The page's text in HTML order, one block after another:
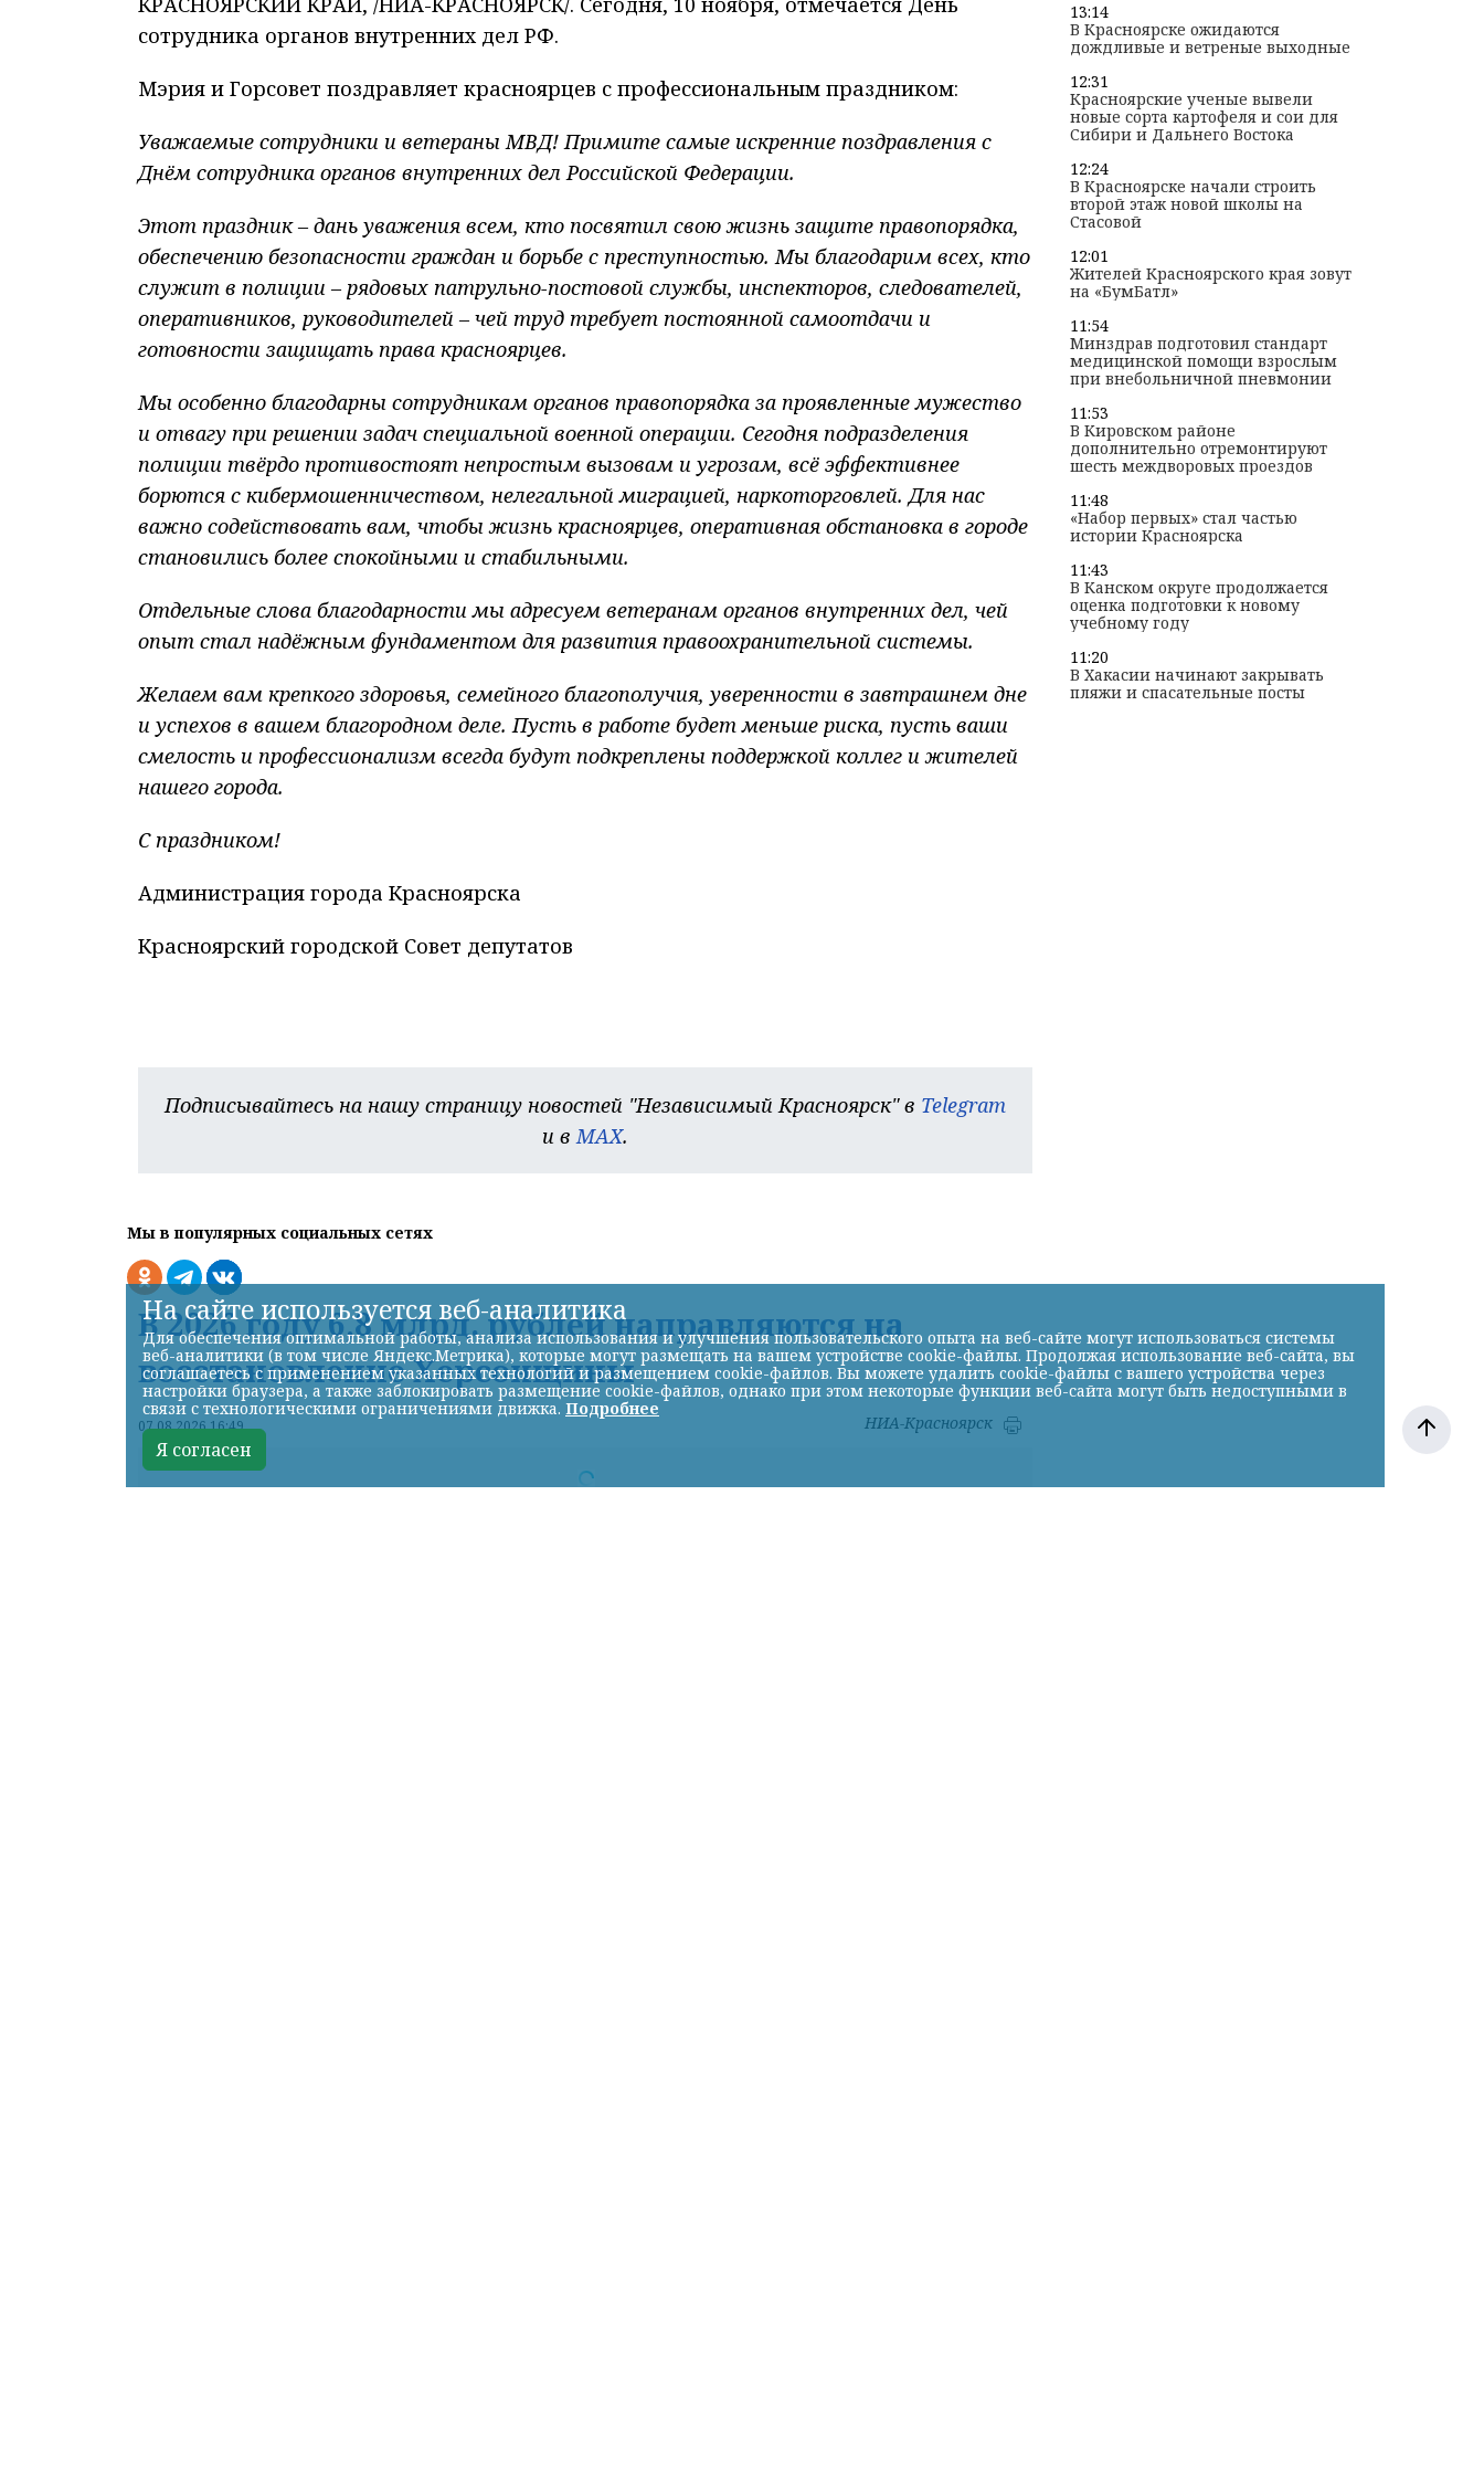
сотрудника органов внутренних дел РФ.
Мэрия и Горсовет поздравляет красноярцев с профессиональным праздником:
Уважаемые сотрудники и ветераны МВД! Примите самые искренние поздравления с
Днём сотрудника органов внутренних дел Российской Федерации.
Этот праздник – дань уважения всем, кто посвятил свою жизнь защите правопорядка,
обеспечению безопасности граждан и борьбе с преступностью. Мы благодарим всех, кто
служит в полиции – рядовых патрульно-постовой службы, инспекторов, следователей,
оперативников, руководителей – чей труд требует постоянной самоотдачи и
готовности защищать права красноярцев.
Мы особенно благодарны сотрудникам органов правопорядка за проявленные мужество
и отвагу при решении задач специальной военной операции. Сегодня подразделения
полиции твёрдо противостоят непростым вызовам и угрозам, всё эффективнее
борются с кибермошенничеством, нелегальной миграцией, наркоторговлей. Для нас
важно содействовать вам, чтобы жизнь красноярцев, оперативная обстановка в городе
становились более спокойными и стабильными.
Отдельные слова благодарности мы адресуем ветеранам органов внутренних дел, чей
опыт стал надёжным фундаментом для развития правоохранительной системы.
Желаем вам крепкого здоровья, семейного благополучия, уверенности в завтрашнем дне
и успехов в вашем благородном деле. Пусть в работе будет меньше риска, пусть ваши
смелость и профессионализм всегда будут подкреплены поддержкой коллег и жителей
нашего города.
​С праздником!
Администрация города Красноярска
Красноярский городской Совет депутатов
Подписывайтесь на нашу страницу новостей "Независимый Красноярск" в Telegram
и в MAX.
Мы в популярных социальных сетях
В 2026 году 6,8 млрд. рублей направляются на
восстановление Херсонщины
07.08.2026 16:49 НИА-Красноярск
13:14
В Красноярске ожидаются
дождливые и ветреные выходные
12:31
Красноярские ученые вывели
новые сорта картофеля и сои для
Сибири и Дальнего Востока
12:24
В Красноярске начали строить
второй этаж новой школы на
Стасовой
12:01
Жителей Красноярского края зовут
на «БумБатл»
11:54
Минздрав подготовил стандарт
медицинской помощи взрослым
при внебольничной пневмонии
11:53
В Кировском районе
дополнительно отремонтируют
шесть междворовых проездов
11:48
«Набор первых» стал частью
истории Красноярска
11:43
В Канском округе продолжается
оценка подготовки к новому
учебному году
11:20
В Хакасии начинают закрывать
пляжи и спасательные посты
На сайте используется веб-аналитика
Для обеспечения оптимальной работы, анализа использования и улучшения пользовательского опыта на веб-сайте могут использоваться системы
веб-аналитики (в том числе Яндекс.Метрика), которые могут размещать на вашем устройстве cookie-файлы. Продолжая использование веб-сайта, вы
соглашаетесь с применением указанных технологий и размещением cookie-файлов. Вы можете удалить cookie-файлы с вашего устройства через
настройки браузера, а также заблокировать размещение cookie-файлов, однако при этом некоторые функции веб-сайта могут быть недоступными в
связи с технологическими ограничениями движка. Подробнее
Я согласен